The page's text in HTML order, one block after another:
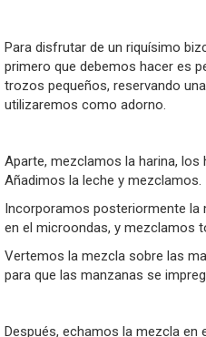
Para disfrutar de un riquísimo
primero que debemos hacer es
trozos pequeños, reservando
utilizaremos como adorno.
Aparte, mezclamos la harina, los
Añadimos la leche y mezclamos.
Incorporamos posteriormente la
en el microondas, y mezclamos
Vertemos la mezcla sobre las
para que las manzanas se
Después, echamos la mezcla en